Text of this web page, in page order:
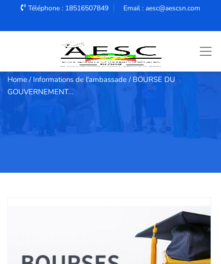
Téléphone : 18516507849 Email : aesc@aescsn.com
Home/ Informations de l'ambassade / BOURSE DU
GOUVERNEMENT…